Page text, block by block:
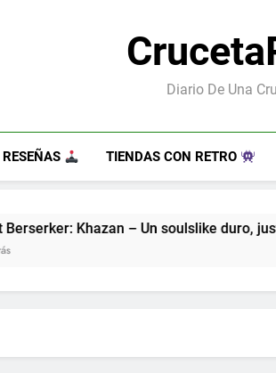
Diario De Una
RESEÑAS TIENDAS CON RETRO
– Un soulslike duro, justo y lleno de